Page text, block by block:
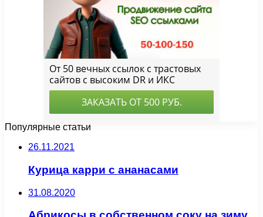
Популярные статьи
26.11.2021
Курица карри с ананасами
31.08.2020